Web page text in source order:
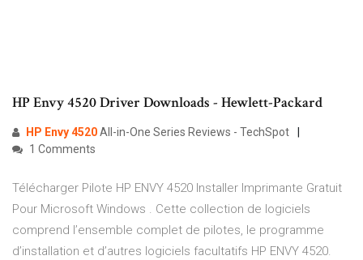
HP Envy 4520 Driver Downloads - Hewlett-Packard
HP Envy4520All-in-One Series Reviews - TechSpot
1 Comments
Télécharger Pilote HP ENVY 4520 Installer Imprimante Gratuit
Pour Microsoft Windows . Cette collection de logiciels
comprend l’ensemble complet de pilotes, le programme
d’installation et d’autres logiciels facultatifs HP ENVY 4520.